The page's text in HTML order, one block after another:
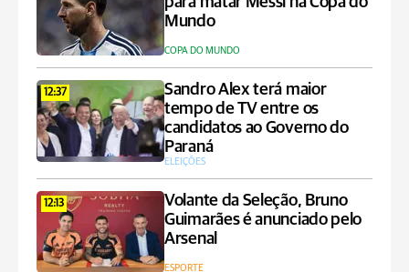
Mundo
COPA DO MUNDO
12:37
Sandro Alex terá maior
tempo de TV entre os
candidatos ao Governo do
Paraná
ELEIÇÕES
12:13
Volante da Seleção, Bruno
Guimarães é anunciado pelo
Arsenal
ESPORTE